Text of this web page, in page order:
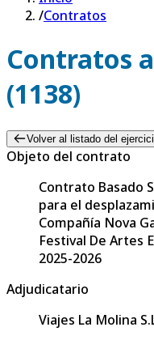
/Contratos
Contratos
(1138)
Volver al listado del
Objeto del contrato
Contrato Basado
para el
Compañía Nova
Festival De Artes
2025-2026
Adjudicatario
Viajes La Molina